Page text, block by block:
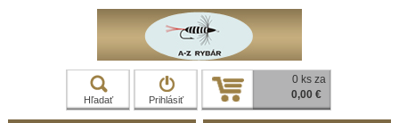
Hľadať Prihlásiť
0 ks za
0,00 €